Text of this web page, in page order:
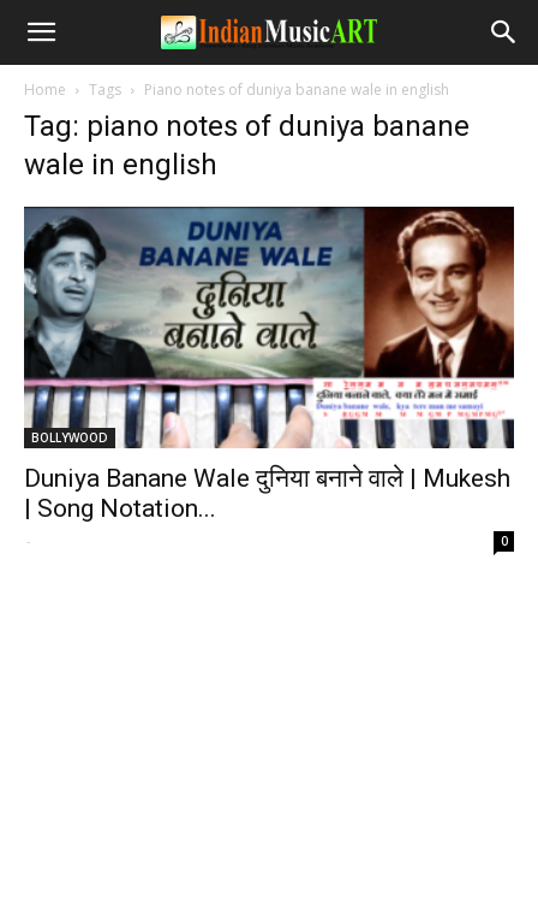
Home Tags Piano notes of duniya banane wale in english
Tag: piano notes of duniya banane
wale in english
BOLLYWOOD
Duniya Banane Wale दुनिया बनाने वाले | Mukesh
| Song Notation...
- 0